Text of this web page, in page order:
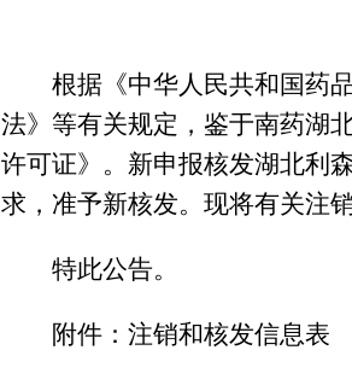
根据《中华人民共和国药
法》 等有关规定， 鉴于南药湖
许可证》。 新申报核发湖北利
求，准予新核发。现将有关注
特此公告。
附件：注销和核发信息表